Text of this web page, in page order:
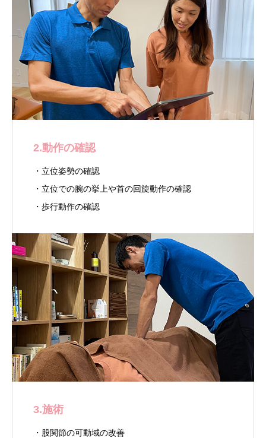
2.動作の確認
・立位姿勢の確認
・立位での腕の挙上や首の回旋動作の確認
・歩行動作の確認
3.施術
・股関節の可動域の改善